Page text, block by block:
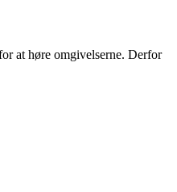
at høre omgivelserne. Derfor